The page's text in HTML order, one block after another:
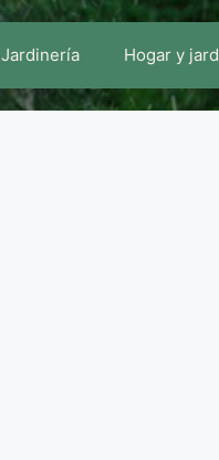
Jardinería Hogar y